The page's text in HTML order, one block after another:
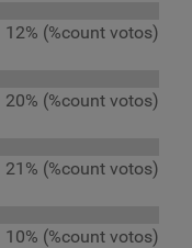
12% (%count votos)
20% (%count votos)
21% (%count votos)
10% (%count votos)